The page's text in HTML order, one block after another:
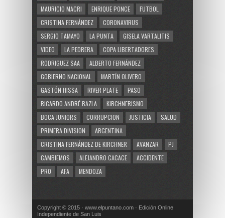
MAURICIO MACRI
ENRIQUE PONCE
FUTBOL
CRISTINA FERNÁNDEZ
CORONAVIRUS
SERGIO TAMAYO
LA PUNTA
GISELA VARTALITIS
VIDEO
LA PEDRERA
COPA LIBERTADORES
RODRIGUEZ SAA
ALBERTO FERNÁNDEZ
GOBIERNO NACIONAL
MARTÍN OLIVERO
GASTÓN HISSA
RIVER PLATE
PASO
RICARDO ANDRÉ BAZLA
KIRCHNERISMO
BOCA JUNIORS
CORRUPCION JUSTICIA
SALUD
PRIMERA DIVISION
ARGENTINA
CRISTINA FERNÁNDEZ DE KIRCHNER
AVANZAR
PJ
CAMBIEMOS
ALEJANDRO CACACE
ACCIDENTE
PRO
AFA MENDOZA
Copyright © 2015 · www.elpuntano.com · Edición Online
Independiente de San Luis